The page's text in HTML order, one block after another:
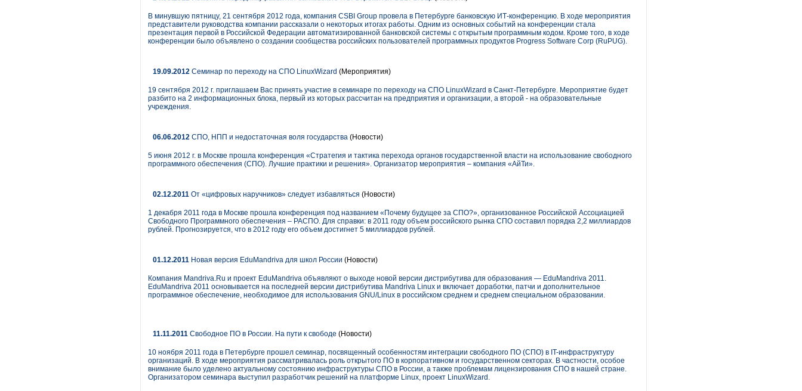
В минувшую пятницу, 21 сентября 2012 года, компания CSBI Group провела в Петербурге банковскую ИТ-конференцию. В ходе мероприятия
представители руководства компании рассказали о некоторых итогах работы. Одним из основных событий на конференции стала
презентация первой в Российской Федерации автоматизированной банковской системы с открытым программным кодом. Кроме того, в ходе
конференции было объявлено о создании сообщества российских пользователей программных продуктов Progress Software Corp (RuPUG).
19.09.2012 Семинар по переходу на СПО LinuxWizard (Мероприятия)
19 сентября 2012 г. приглашаем Вас принять участие в семинаре по переходу на СПО LinuxWizard в Санкт-Петербурге. Мероприятие будет
разбито на 2 информационных блока, первый из которых рассчитан на предприятия и организации, а второй - на образовательные
учреждения.
06.06.2012 СПО, НПП и недостаточная воля государства (Новости)
5 июня 2012 г. в Москве прошла конференция «Стратегия и тактика перехода органов государственной власти на использование свободного
программного обеспечения (СПО). Лучшие практики и решения». Организатор мероприятия – компания «АйТи».
02.12.2011 От «цифровых наручников» следует избавляться (Новости)
1 декабря 2011 года в Москве прошла конференция под названием «Почему будущее за СПО?», организованное Российской Ассоциацией
Свободного Программного обеспечения – РАСПО. Для справки: в 2011 году объем российского рынка СПО составил порядка 2,2 миллиардов
рублей. Прогнозируется, что в 2012 году его объем достигнет 5 миллиардов рублей.
01.12.2011 Новая версия EduMandriva для школ России (Новости)
Компания Mandriva.Ru и проект EduMandriva объявляют о выходе новой версии дистрибутива для образования — EduMandriva 2011.
EduMandriva 2011 основывается на последней версии дистрибутива Mandriva Linux и включает доработки, патчи и дополнительное
программное обеспечение, необходимое для использования GNU/Linux в российском среднем и среднем специальном образовании.
11.11.2011 Свободное ПО в России. На пути к свободе (Новости)
10 ноября 2011 года в Петербурге прошел семинар, посвященный особенностям интеграции свободного ПО (СПО) в IT-инфраструктуру
организаций. В ходе мероприятия рассматривалась роль открытого ПО в корпоративном и государственном секторах. В частности, особое
внимание было уделено актуальному состоянию инфраструктуры СПО в России, а также проблемам лицензирования СПО в нашей стране.
Организатором семинара выступил разработчик решений на платформе Linux, проект LinuxWizard.